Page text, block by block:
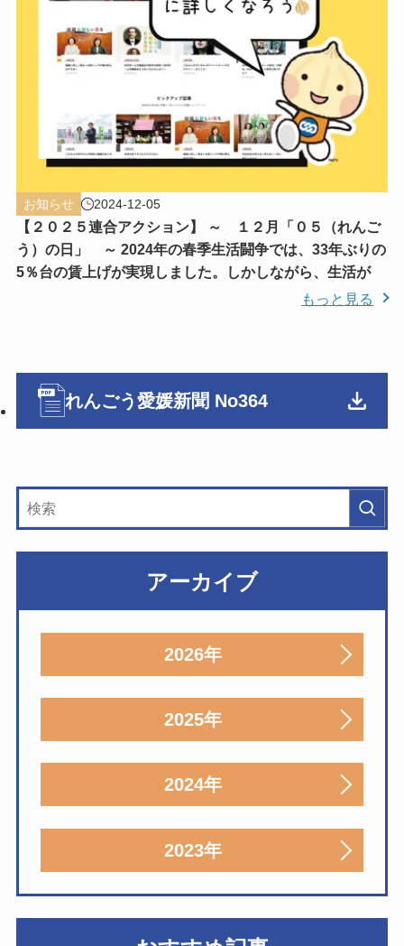
お知らせ 2024-12-05
【２０２５連合アクション】 ～ １２月「０５（れんご
う）の日」 ～ 2024年の春季生活闘争では、33年ぶりの
5％台の賃上げが実現しました。しかしながら、生活が
もっと見る
れんごう愛媛新聞 No364
アーカイブ
2026年
2025年
2024年
2023年